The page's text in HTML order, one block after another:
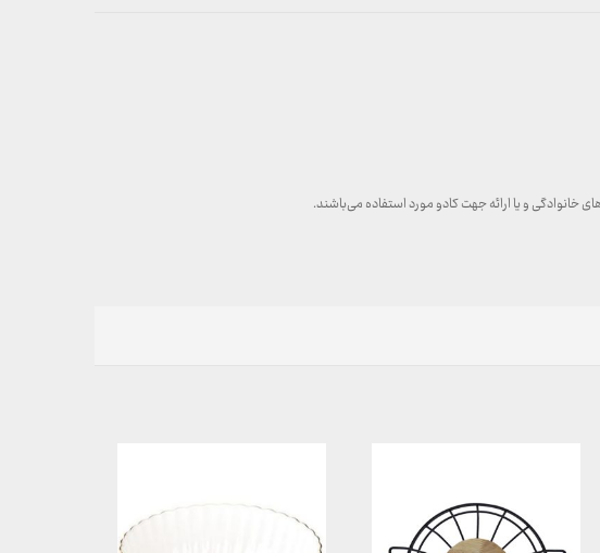
خانوادگی و یا ارائه جهت کادو مورد استفاده می‌باشند.